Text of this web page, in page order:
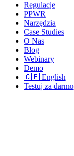
Regulacje
PPWR
Narzędzia
Case Studies
O Nas
Blog
Webinary
Demo
🇬🇧 English
Testuj za darmo